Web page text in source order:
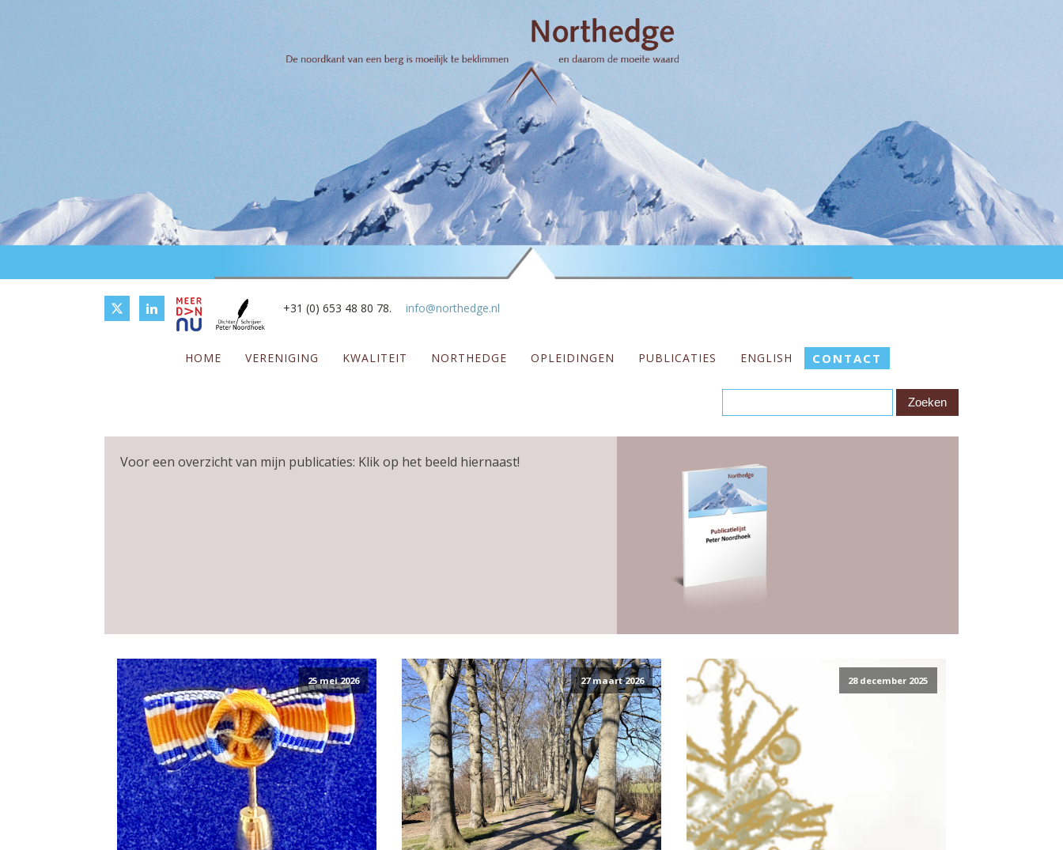
+31 (0) 653 48 80 78. info@northedge.nl
HOME VERENIGING KWALITEIT NORTHEDGE OPLEIDINGEN PUBLICATIES ENGLISH CONTACT
Voor een overzicht van mijn publicaties: Klik op het beeld hiernaast!
25 mei 2026 27 maart 2026 28 december 2025